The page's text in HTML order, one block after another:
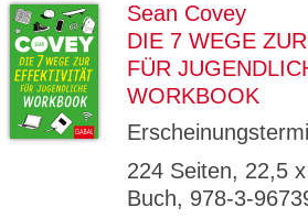
Sean Covey
DIE 7 WEGE
FÜR
WORKBOOK
224 Seiten, 22,5
Buch, 978-3-